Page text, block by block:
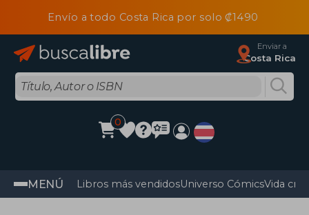
Envío a todo Costa Rica por solo ₡1490
Enviar a
Costa Rica
0
MENÚ Libros más vendidosUniverso CómicsVida